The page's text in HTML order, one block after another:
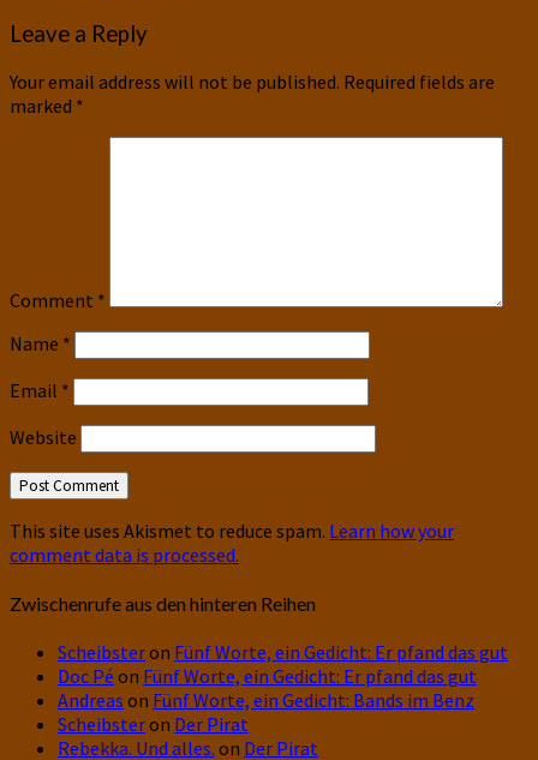
Leave a Reply
Your email address will not be published. Required fields are
marked *
Comment *
Name *
Email *
Website
This site uses Akismet to reduce spam. Learn how your
comment data is processed.
Zwischenrufe aus den hinteren Reihen
Scheibsteron Fünf Worte, ein Gedicht: Er pfand das gut
Doc Pé on Fünf Worte, ein Gedicht: Er pfand das gut
Andreas on Fünf Worte, ein Gedicht: Bands im Benz
Scheibsteron Der Pirat
Rebekka. Und alles. on Der Pirat